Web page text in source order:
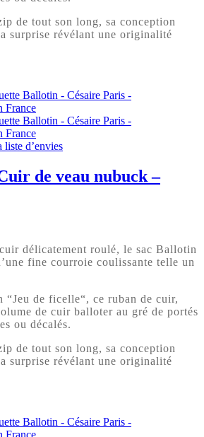
de tout son long, sa conception
surprise révélant une originalité
liste d’envies
de veau nubuck –
délicatement roulé, le sac Ballotin
fine courroie coulissante telle un
“Jeu de ficelle“, ce ruban de cuir,
de cuir balloter au gré de portés
ou décalés.
de tout son long, sa conception
surprise révélant une originalité